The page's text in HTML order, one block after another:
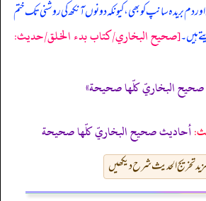
دم بریدہ سانپ کو بھی، کیونکہ دونوں آنکھ کی روشنی تک ختم
ہیں۔[صحيح البخاري/كتاب بدء الخلق/حدیث:
البخاريّ كلّها صحيحة»
أحاديث صحيح البخاريّ كلّها صحيحة
تخریج الحدیث شرح دیکھیں